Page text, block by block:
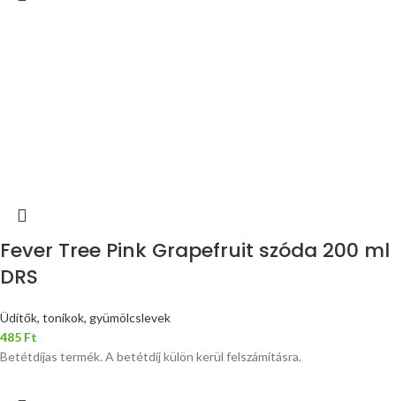
Fever Tree Pink Grapefruit szóda 200 ml
DRS
Üdítők, tonikok, gyümölcslevek
485 Ft
Betétdíjas termék. A betétdíj külön kerül felszámításra.